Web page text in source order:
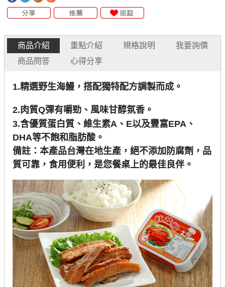
商品介紹 重點介紹 規格說明
我要詢價
商品問答
心得分享
1.精選野生海鰻，搭配獨特配方調製而成。
2.肉質Q彈有嚼勁、風味甘醇氛香。
3.含優質蛋白質、維生素A 、 E以及豐富EPA 、
DHA等不飽和脂肪酸。
備註：本產品台灣在地生產，絕不添加防腐劑，品
質可靠，食用便利，是您餐桌上的最佳良伴 。